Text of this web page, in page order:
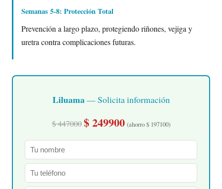
Semanas 5-8: Protección Total
Prevención a largo plazo, protegiendo riñones, vejiga y
uretra contra complicaciones futuras.
Liluama— Solicita información
$ 447000 $ 249900 (ahorro $ 197100)